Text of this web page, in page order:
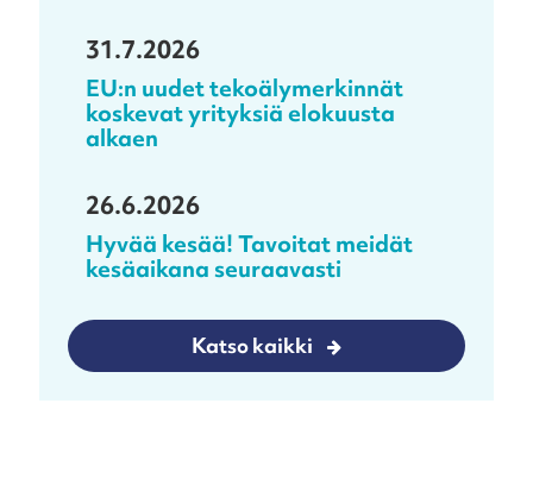
31.7.2026
EU:n uudet tekoälymerkinnät
koskevat yrityksiä elokuusta
alkaen
26.6.2026
Hyvää kesää! Tavoitat meidät
kesäaikana seuraavasti
Katso kaikki